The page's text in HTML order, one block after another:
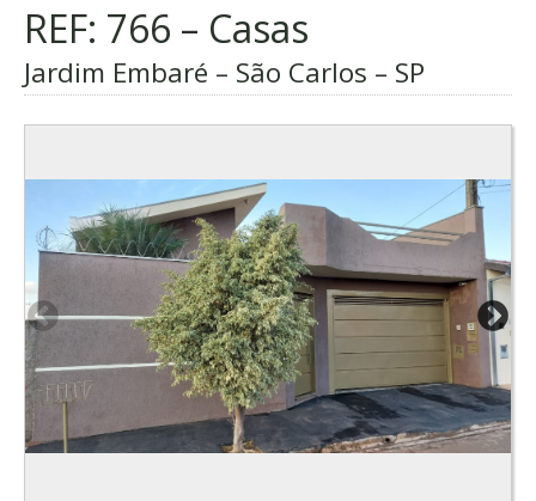
REF: 766 – Casas
Jardim Embaré – São Carlos – SP